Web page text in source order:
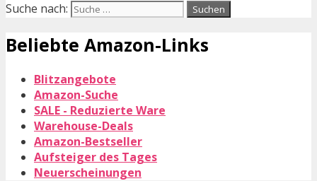
Suche nach:
Beliebte Amazon-Links
Blitzangebote
Amazon-Suche
SALE - Reduzierte Ware
Warehouse-Deals
Amazon-Bestseller
Aufsteiger des Tages
Neuerscheinungen